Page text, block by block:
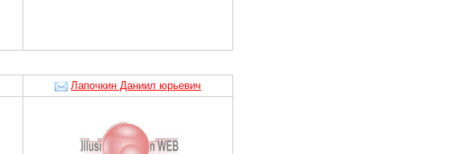
Лапочкин Даниил юрьевич